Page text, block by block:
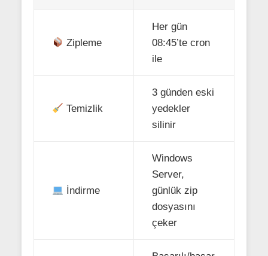
Zipleme
Her gün
08:45’te cron
ile
Temizlik
3 günden eski
yedekler
silinir
İndirme
Windows
Server,
günlük zip
dosyasını
çeker